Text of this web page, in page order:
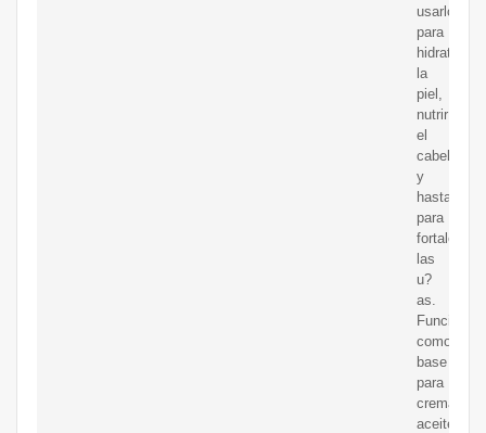
usarlos
para
hidratar
la
piel,
nutrir
el
cabello
y
hasta
para
fortalecer
las
u?
as.
Funcionan
como
base
para
cremas,
aceites